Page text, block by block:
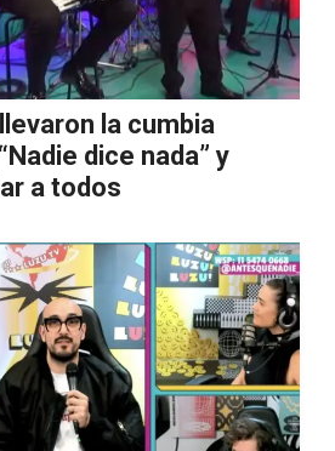
la cumbia
dice nada” y
a todos